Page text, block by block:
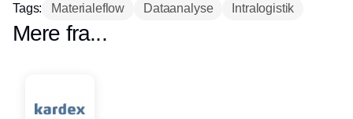
forsyningskæde. Der foregår en hastig
modning af teknologier
nye muligheder på lageret.
Tags: Materialeflow Dataanalyse Intralogistik
Mere fra...